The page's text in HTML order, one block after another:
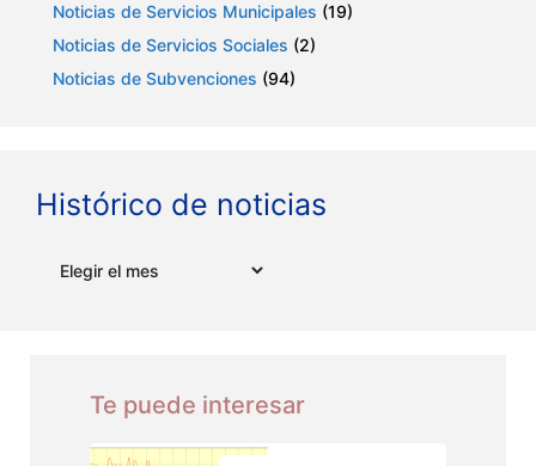
Noticias de Servicios Municipales (19)
Noticias de Servicios Sociales (2)
Noticias de Subvenciones (94)
Histórico de noticias
Te puede interesar